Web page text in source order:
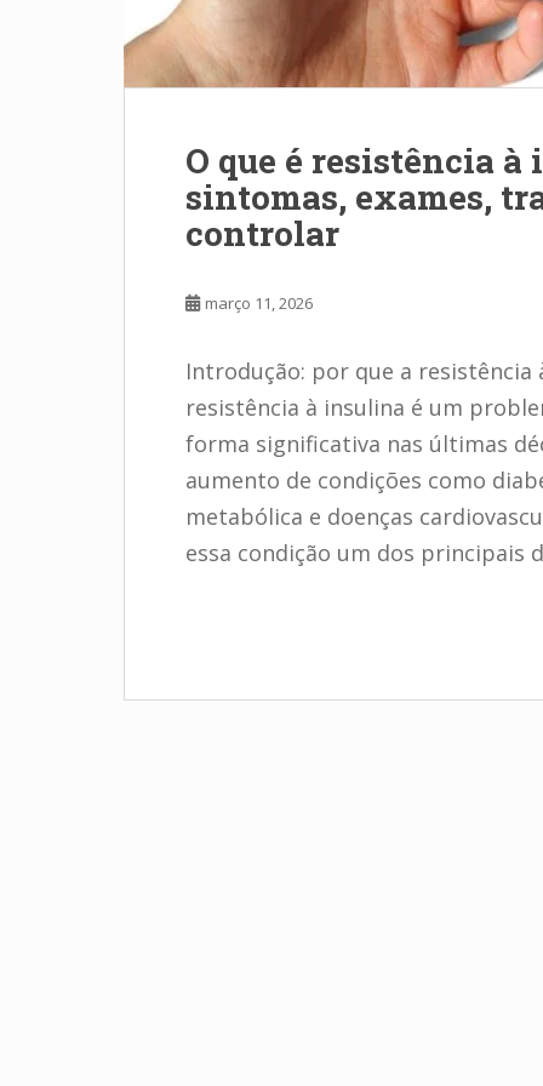
O que é resistência
sintomas, exames,
controlar
março 11, 2026
Introdução: por que a
resistência à insulina é um
forma significativa nas últimas
aumento de condições como
metabólica e doenças
essa condição um dos principais